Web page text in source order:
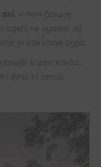
. V tem času je
ne ugasne ali
in pakiranje oglja.
kupec kovač,
žara, ki cenijo